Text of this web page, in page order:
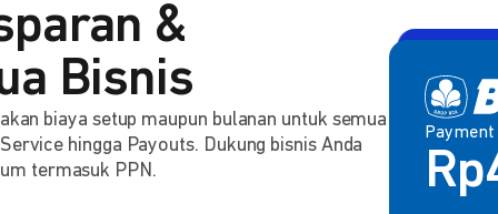
&
Bisnis
biaya setup maupun bulanan untuk semua
hingga Payouts. Dukung bisnis Anda
termasuk PPN.
Payment
Payment